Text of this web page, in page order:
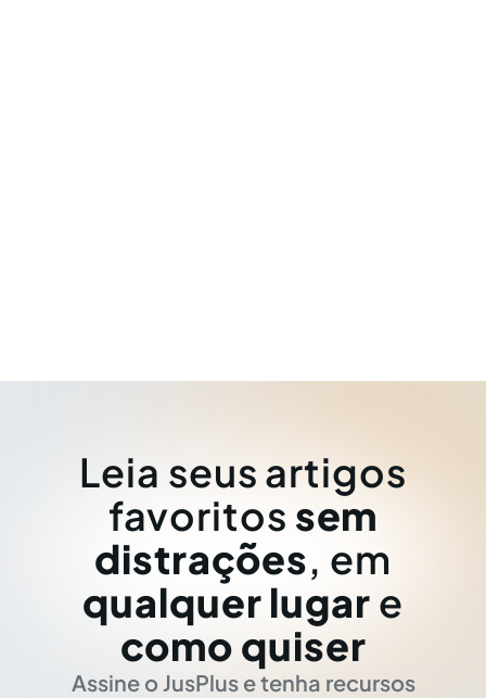
Leia seus artigos
favoritos sem
distrações, em
qualquer lugar e
como quiser
Assine o JusPlus e tenha recursos